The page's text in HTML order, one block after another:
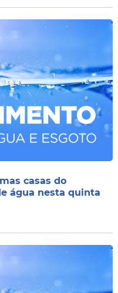
casas do
água nesta quinta